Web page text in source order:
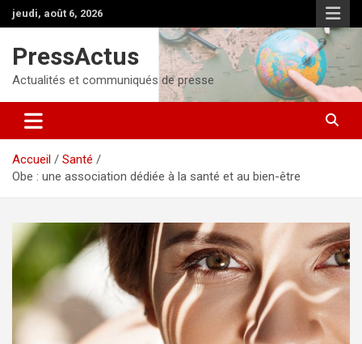
Aller
au
jeudi, août 6, 2026
PressActus
Actualités et communiqués de presse
Accueil
Santé
Obe : une association dédiée à la santé et au bien-être